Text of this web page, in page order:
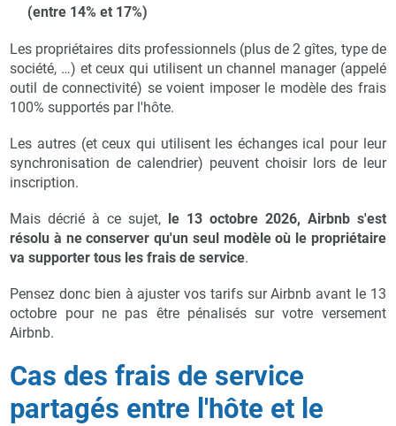
(entre 14% et 17%)
Les propriétaires dits professionnels (plus de 2 gîtes, type de
société, …) et ceux qui utilisent un channel manager (appelé
outil de connectivité) se voient imposer le modèle des frais
100% supportés par l'hôte.
Les autres (et ceux qui utilisent les échanges ical pour leur
synchronisation de calendrier) peuvent choisir lors de leur
inscription.
Mais décrié à ce sujet, le 13 octobre 2026, Airbnb s'est
résolu à ne conserver qu'un seul modèle où le propriétaire
va supporter tous les frais de service.
Pensez donc bien à ajuster vos tarifs sur Airbnb avant le 13
octobre pour ne pas être pénalisés sur votre versement
Airbnb.
Cas des frais de service
partagés entre l'hôte et le